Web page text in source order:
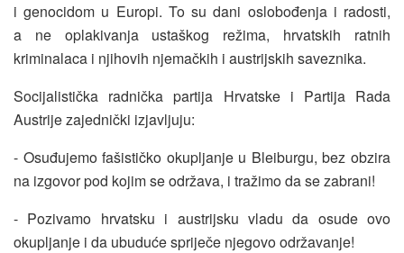
i genocidom u Europi. To su dani oslobođenja i radosti,
a ne oplakivanja ustaškog režima, hrvatskih ratnih
kriminalaca i njihovih njemačkih i austrijskih saveznika.
Socijalistička radnička partija Hrvatske i Partija Rada
Austrije zajednički izjavljuju:
- Osuđujemo fašističko okupljanje u Bleiburgu, bez obzira
na izgovor pod kojim se održava, i tražimo da se zabrani!
- Pozivamo hrvatsku i austrijsku vladu da osude ovo
okupljanje i da ubuduće spriječe njegovo održavanje!